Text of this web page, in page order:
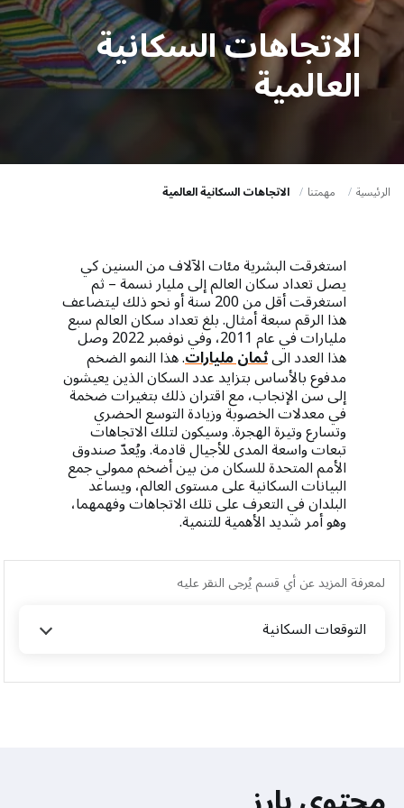
t
i
n
الاتجاهات السكانية
العالمية
الرئيسية مهمتنا الاتجاهات السكانية العالمية
استغرقت البشرية مئات الآلاف من السنين كي
يصل تعداد سكان العالم إلى مليار نسمة – ثم
استغرقت أقل من 200 سنة أو نحو ذلك ليتضاعف
هذا الرقم سبعة أمثال. بلغ تعداد سكان العالم سبع
مليارات في عام 2011، وفي نوفمبر 2022 وصل
هذا العدد الىثمان مليارات. هذا النمو الضخم
مدفوع بالأساس بتزايد عدد السكان الذين يعيشون
إلى سن الإنجاب، مع اقتران ذلك بتغيرات ضخمة
في معدلات الخصوبة وزيادة التوسع الحضري
وتسارع وتيرة الهجرة. وسيكون لتلك الاتجاهات
تبعات واسعة المدى للأجيال قادمة. ويُعدّ صندوق
الأمم المتحدة للسكان من بين أضخم ممولي جمع
البيانات السكانية على مستوى العالم، ويساعد
البلدان في التعرف على تلك الاتجاهات وفهمهما،
وهو أمر شديد الأهمية للتنمية.
لمعرفة المزيد عن أي قسم يُرجى النقر عليه
التوقعات السكانية